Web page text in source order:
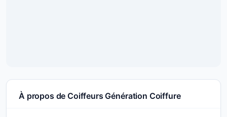
À propos de Coiffeurs Génération Coiffure